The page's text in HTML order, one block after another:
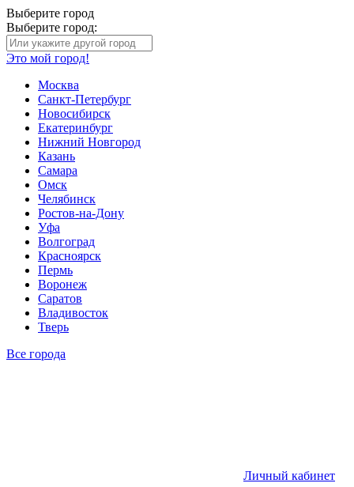
Выберите город
Выберите город:
Это мой город!
Москва
Санкт-Петербург
Новосибирск
Екатеринбург
Нижний Новгород
Казань
Самара
Омск
Челябинск
Ростов-на-Дону
Уфа
Волгоград
Красноярск
Пермь
Воронеж
Саратов
Владивосток
Тверь
Все города
Личный кабинет